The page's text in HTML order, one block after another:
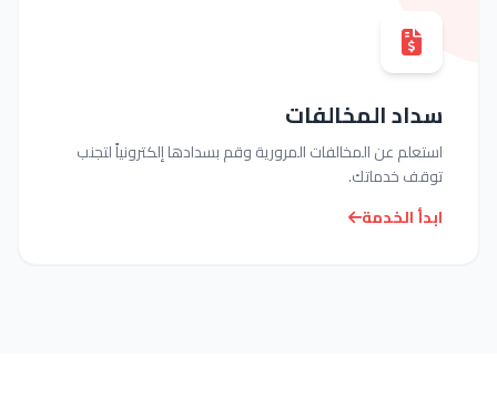
المخالفات
عن المخالفات المرورية وقم بسدادها إلكترونياً لتجنب
خدماتك.
الخدمة